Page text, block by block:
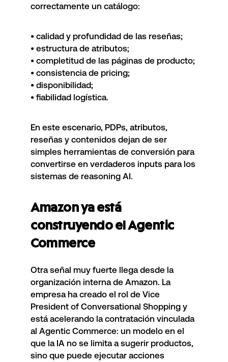
correctamente un catálogo:
• calidad y profundidad de las reseñas;
• estructura de atributos;
• completitud de las páginas de producto;
• consistencia de pricing;
• disponibilidad;
• fiabilidad logística.
En este escenario, PDPs, atributos,
reseñas y contenidos dejan de ser
simples herramientas de conversión para
convertirse en verdaderos inputs para los
sistemas de reasoning AI.
Amazon ya está
construyendo el Agentic
Commerce
Otra señal muy fuerte llega desde la
organización interna de Amazon. La
empresa ha creado el rol de Vice
President of Conversational Shopping y
está acelerando la contratación vinculada
al Agentic Commerce: un modelo en el
que la IA no se limita a sugerir productos,
sino que puede ejecutar acciones